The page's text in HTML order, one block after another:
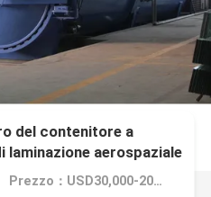
del contenitore a
laminazione aerospaziale
Prezzo：USD30,000-200,000/Set